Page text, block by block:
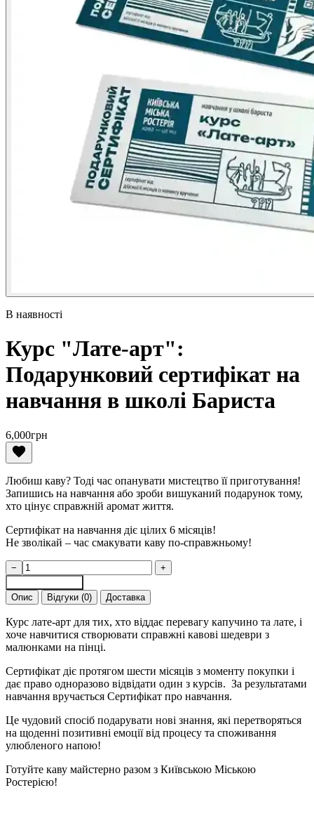
В наявності
Курс "Лате-арт":
Подарунковий сертифікат на
навчання в школі Бариста
6,000грн
Любиш каву? Тоді час опанувати мистецтво її приготування!
Запишись на навчання або зроби вишуканий подарунок тому,
хто цінує справжній аромат життя.
Сертифікат на навчання діє цілих 6 місяців!
Не зволікай – час смакувати каву по-справжньому!
Курс
"Лате-
арт":
Подарунковий
сертифікат
на
навчання
в
школі
Бариста
кількість
−
+
Опис
Відгуки (0) Доставка
Курс лате-арт для тих, хто віддає перевагу капучино та лате, і
хоче навчитися створювати справжні кавові шедеври з
малюнками на пінці.
Сертифікат діє протягом шести місяців з моменту покупки і
дає право одноразово відвідати один з курсів. За результатами
навчання вручається Сертифікат про навчання.
Це чудовий спосіб подарувати нові знання, які перетворяться
на щоденні позитивні емоції від процесу та споживання
улюбленого напою!
Готуйте каву майстерно разом з Київською Міською
Ростерією!